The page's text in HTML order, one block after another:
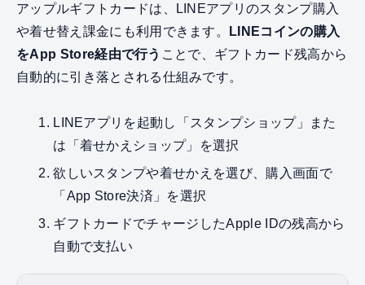
アップルギフトカードは、LINEアプリのスタンプ購入
や着せ替え課金にも利用できます。
LINEコインの購入
をApp Store経由で行う ことで、ギフトカード残高から
自動的に引き落とされる仕組みです。
LINEアプリを起動し「スタンプショップ」また
は「着せかえショップ」を選択
欲しいスタンプや着せかえを選び、購入画面で
「App Store決済」を選択
ギフトカードでチャージしたApple IDの残高から
自動で支払い